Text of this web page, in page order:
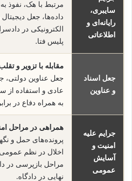
سایبری،
رایانه‌ای و
اطلاعاتی
مرتبط با هک، نفوذ
داده‌ها، جعل
الکترونیکی در
پلیس فتا.
جعل اسناد
و عناوین
مقابله با تزویر و
جعل عناوین
عادی و استفاده از
به همراه دفاع در
جرایم علیه
امنیت و
آسایش
عمومی
همراهی در مراحل
پرونده‌های حمل و
اخلال در نظم
مراحل بازپرسی در
نهایی در دادگاه.